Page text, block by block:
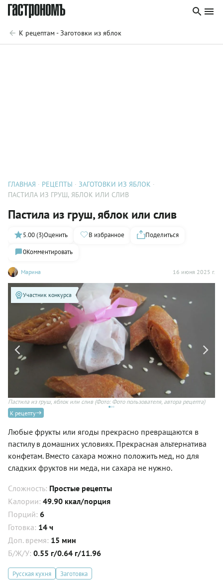
К рецептам - Заготовки из яблок
ГЛАВНАЯ РЕЦЕПТЫ
ЗАГОТОВКИ ИЗ ЯБЛОК
ПАСТИЛА ИЗ ГРУШ, ЯБЛОК ИЛИ СЛИВ
Пастила из груш, яблок или слив
Марина 16 июня 2025 г.
5.00 (3)Оценить В избранное
Поделиться
0Комментировать
Участник конкурса
Пастила из груш, яблок или слив (Фото: Фото пользователя, автора рецепта)
К рецепту
Любые фрукты или ягоды прекрасно превращаются в
пастилу в домашних условиях. Прекрасная альтернатива
конфетам. Вместо сахара можно положить мед, но для
сладких фруктов ни меда, ни сахара не нужно.
Сложность: Простые рецепты
Калории: 49.90 ккал/порция
Порций: 6
Готовка: 14 ч
Доп. время: 15 мин
Б/Ж/У: 0.55 г/0.64 г/11.96
Русская кухня Заготовка